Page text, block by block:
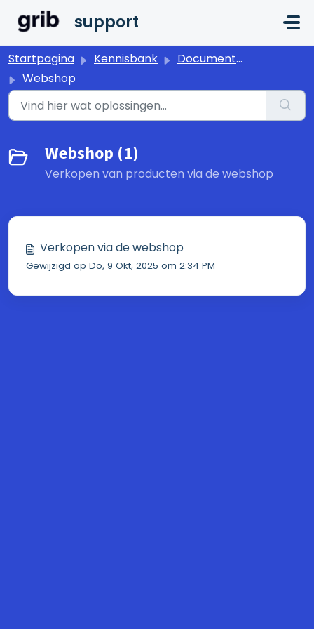
support
Startpagina Kennisbank
Documentatie
Webshop
Webshop (1)
Verkopen van producten via de webshop
Verkopen via de webshop
Gewijzigd op Do, 9 Okt, 2025 om 2:34 PM